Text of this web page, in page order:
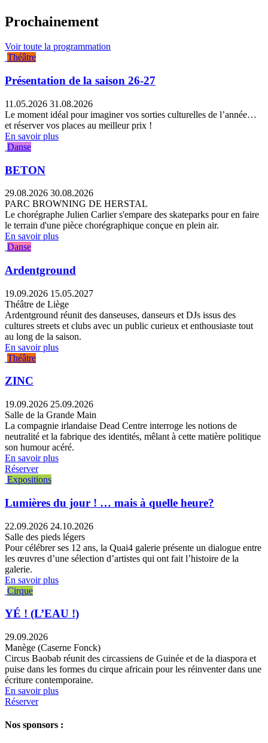
Prochainement
Voir toute la programmation
Théâtre
Présentation de la saison 26-27
11.05.2026 31.08.2026
Le moment idéal pour imaginer vos sorties culturelles de l’année…
et réserver vos places au meilleur prix !
En savoir plus
Danse
BETON
29.08.2026 30.08.2026
PARC BROWNING DE HERSTAL
Le chorégraphe Julien Carlier s'empare des skateparks pour en faire
le terrain d'une pièce chorégraphique conçue en plein air.
En savoir plus
Danse
Ardentground
19.09.2026 15.05.2027
Théâtre de Liège
Ardentground réunit des danseuses, danseurs et DJs issus des
cultures streets et clubs avec un public curieux et enthousiaste tout
au long de la saison.
En savoir plus
Théâtre
ZINC
19.09.2026 25.09.2026
Salle de la Grande Main
La compagnie irlandaise Dead Centre interroge les notions de
neutralité et la fabrique des identités, mêlant à cette matière politique
son humour acéré.
En savoir plus
Réserver
Expositions
Lumières du jour ! … mais à quelle heure?
22.09.2026 24.10.2026
Salle des pieds légers
Pour célébrer ses 12 ans, la Quai4 galerie présente un dialogue entre
les œuvres d’une sélection d’artistes qui ont fait l’histoire de la
galerie.
En savoir plus
Cirque
YÉ ! (L’EAU !)
29.09.2026
Manège (Caserne Fonck)
Circus Baobab réunit des circassiens de Guinée et de la diaspora et
puise dans les formes du cirque africain pour les réinventer dans une
écriture contemporaine.
En savoir plus
Réserver
Nos sponsors :